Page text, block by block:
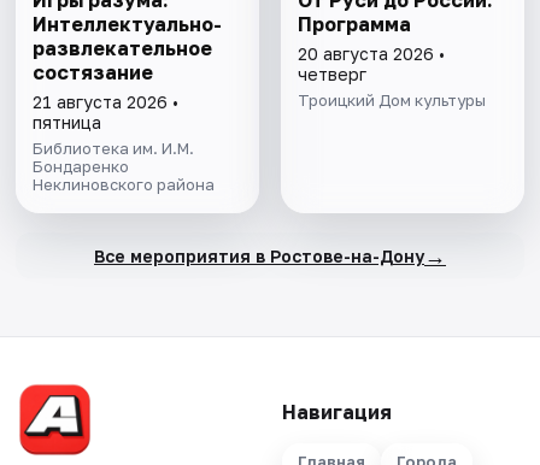
Интеллектуально-
развлекательное
состязание
21 августа 2026 •
пятница
Библиотека им. И.М.
Бондаренко
Неклиновского района
Программа
20 августа 2026 •
четверг
Троицкий Дом культуры
Все мероприятия в Ростове-на-Дону→
Навигация